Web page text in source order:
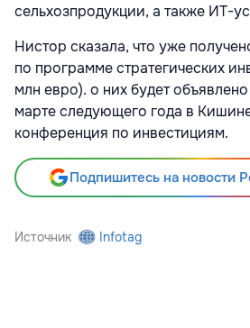
сельхозпродукции, а также ИТ-
Нистор сказала, что уже
по программе стратегических
млн евро). о них будет
марте следующего года в
конференция по инвестициям.
Подпишитесь на новости
Источник Infotag